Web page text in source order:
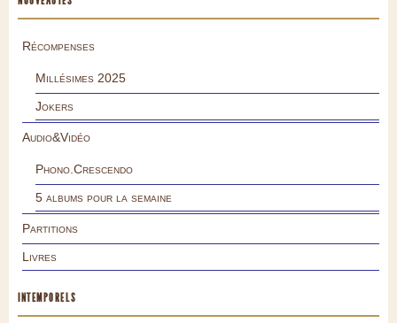
Récompenses
Millésimes 2025
Jokers
Audio&Vidéo
Phono.Crescendo
5 albums pour la semaine
Partitions
Livres
INTEMPORELS